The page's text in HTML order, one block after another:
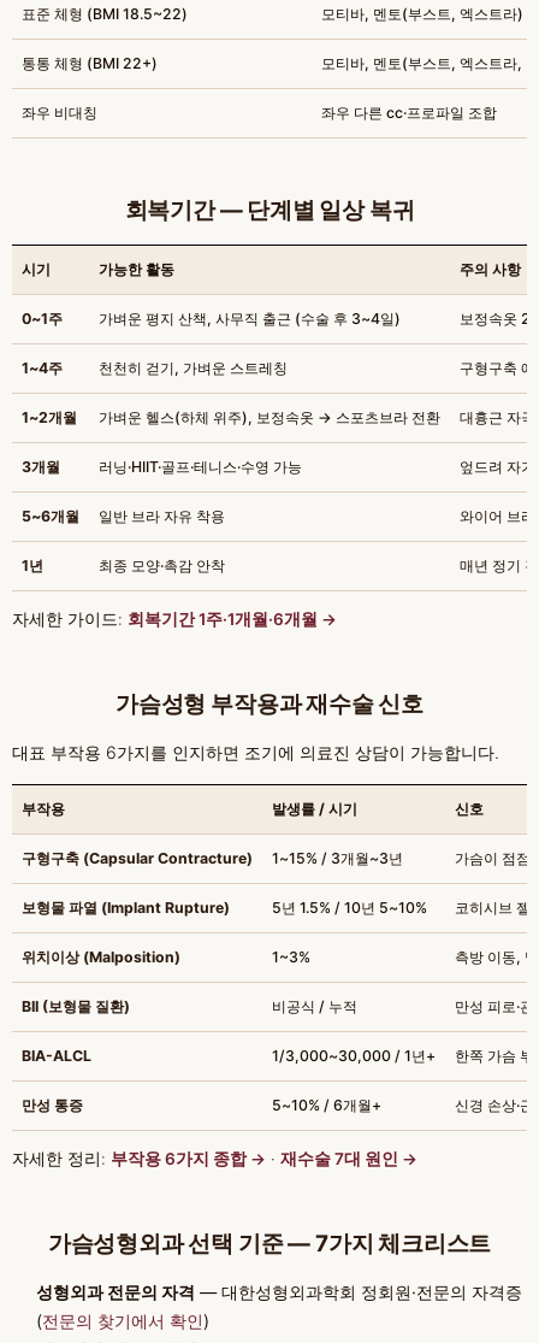
표준 체형 (BMI 18.5~22) 모티바, 멘토(부스트, 엑스트라)
통통 체형 (BMI 22+) 모티바, 멘토(부스트, 엑스트라,
좌우 비대칭 좌우 다른 cc·프로파일 조합
회복기간 — 단계별 일상 복귀
시기 가능한 활동 주의 사항
0~1주 가벼운 평지 산책, 사무직 출근 (수술 후 3~4일) 보정속옷
1~4주 천천히 걷기, 가벼운 스트레칭 구형구축
1~2개월 가벼운 헬스(하체 위주), 보정속옷 → 스포츠브라 전환 대흉근 자
3개월 러닝·HIIT·골프·테니스·수영 가능 엎드려 자기
5~6개월 일반 브라 자유 착용 와이어 브
1년 최종 모양·촉감 안착 매년 정기
자세한 가이드: 회복기간 1주·1개월·6개월 →
가슴성형 부작용과 재수술 신호
대표 부작용 6가지를 인지하면 조기에 의료진 상담이 가능합니다.
부작용 발생률 / 시기 신호
구형구축 (Capsular Contracture) 1~15% / 3개월~3년 가슴이 점점
보형물 파열 (Implant Rupture) 5년 1.5% / 10년 5~10% 코히시브
위치이상 (Malposition) 1~3% 측방 이동,
BII (보형물 질환) 비공식 / 누적 만성 피로·
BIA-ALCL 1/3,000~30,000 / 1년+ 한쪽 가슴 부
만성 통증 5~10% / 6개월+ 신경 손상·
자세한 정리: 부작용 6가지 종합 → · 재수술 7대 원인 →
가슴성형외과 선택 기준 — 7가지 체크리스트
성형외과 전문의 자격 — 대한성형외과학회 정회원·전문의 자격증
(전문의 찾기에서 확인)